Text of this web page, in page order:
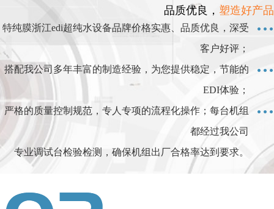
品质优良， 塑造好产品
特纯膜浙江edi超纯水设备品牌价格实惠、品质优良，深受
客户好评；
搭配我公司多年丰富的制造经验，为您提供稳定，节能的
EDI体验；
严格的质量控制规范，专人专项的流程化操作；每台机组
都经过我公司
专业调试台检验检测，确保机组出厂合格率达到要求。